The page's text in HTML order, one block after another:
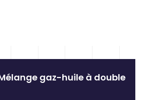
Mélange gaz-huile à double